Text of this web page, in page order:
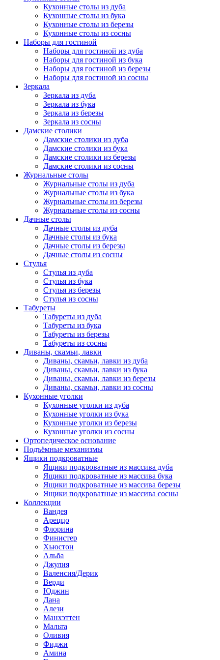
Кухонные столы из дуба
Кухонные столы из бука
Кухонные столы из березы
Кухонные столы из сосны
Наборы для гостиной
Наборы для гостиной из дуба
Наборы для гостиной из бука
Наборы для гостиной из березы
Наборы для гостиной из сосны
Зеркала
Зеркала из дуба
Зеркала из бука
Зеркала из березы
Зеркала из сосны
Дамские столики
Дамские столики из дуба
Дамские столики из бука
Дамские столики из березы
Дамские столики из сосны
Журнальные столы
Журнальные столы из дуба
Журнальные столы из бука
Журнальные столы из березы
Журнальные столы из сосны
Дачные столы
Дачные столы из дуба
Дачные столы из бука
Дачные столы из березы
Дачные столы из сосны
Стулья
Стулья из дуба
Стулья из бука
Стулья из березы
Стулья из сосны
Табуреты
Табуреты из дуба
Табуреты из бука
Табуреты из березы
Табуреты из сосны
Диваны, скамьи, лавки
Диваны, скамьи, лавки из дуба
Диваны, скамьи, лавки из бука
Диваны, скамьи, лавки из березы
Диваны, скамьи, лавки из сосны
Кухонные уголки
Кухонные уголки из дуба
Кухонные уголки из бука
Кухонные уголки из березы
Кухонные уголки из сосны
Ортопедическое основание
Подъёмные механизмы
Ящики подкроватные
Ящики подкроватные из массива дуба
Ящики подкроватные из массива бука
Ящики подкроватные из массива березы
Ящики подкроватные из массива сосны
Коллекции
Вандея
Ареццо
Флорина
Финистер
Хьюстон
Альба
Джулия
Валенсия/Дерик
Верди
Юджин
Дана
Алези
Манхэттен
Мальта
Оливия
Фиджи
Амина